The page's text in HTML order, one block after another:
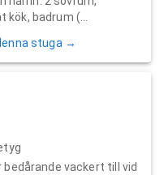
badrum (...
stuga →
bedårande vackert till vid